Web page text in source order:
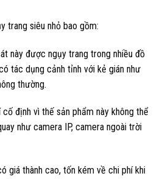
trang siêu nhỏ bao gồm:
này được ngụy trang trong nhiều đồ
tác dụng cảnh tỉnh với kẻ gián như
thường.
định vì thế sản phẩm này không thể
như camera IP, camera ngoài trời
giá thành cao, tốn kém về chi phí khi